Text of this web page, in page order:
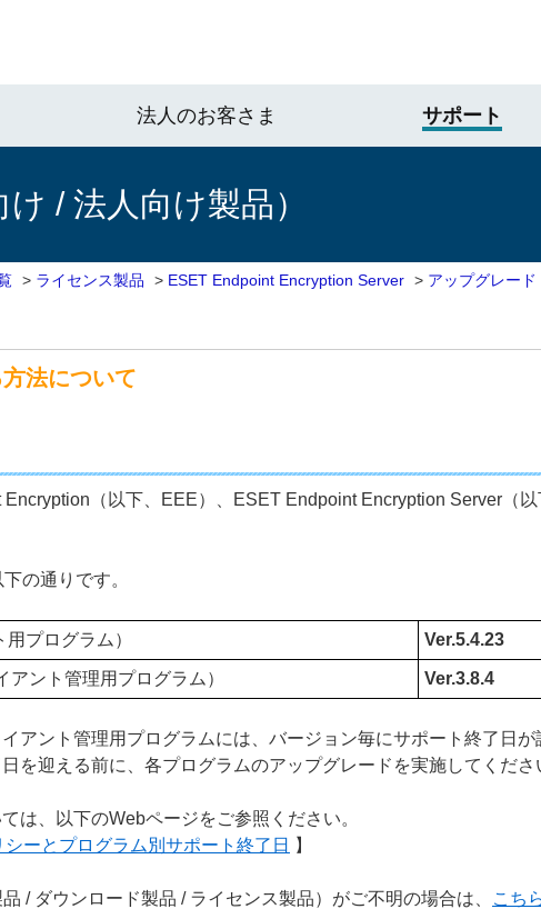
法人のお客さま サポート
/ 法人向け製品）
> ライセンス製品 > ESET Endpoint Encryption Server > アップグレード
法について
（以下、EEE）、ESET Endpoint Encryption Server（
の通りです。
プログラム） Ver.5.4.23
ント管理用プログラム） Ver.3.8.4
アント管理用プログラムには、バージョン毎にサポート終了日が
を迎える前に、各プログラムのアップグレードを実施してくださ
は、以下のWebページをご参照ください。
ーとプログラム別サポート終了日 】
/ ダウンロード製品 / ライセンス製品）がご不明の場合は、 こち